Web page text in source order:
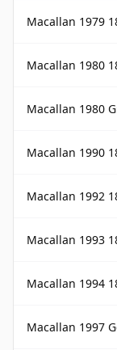
Macallan 1979
Macallan 1980
Macallan 1980
Macallan 1990
Macallan 1992
Macallan 1993
Macallan 1994
Macallan 1997